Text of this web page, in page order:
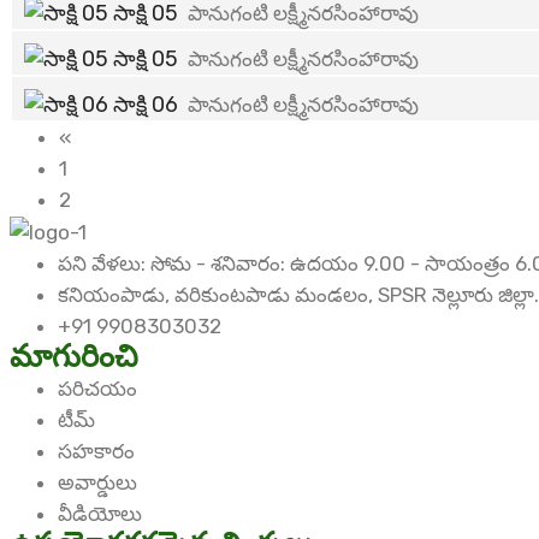
సాక్షి 05 పానుగంటి లక్ష్మీనరసింహారావు
సాక్షి 05 పానుగంటి లక్ష్మీనరసింహారావు
సాక్షి 06 పానుగంటి లక్ష్మీనరసింహారావు
«
1
2
పని వేళలు: సోమ - శనివారం: ఉదయం 9.00 - సాయంత్రం
కనియంపాడు, వరికుంటపాడు మండలం, SPSR నెల్లూరు జిల్లా.
+91 9908303032
మాగురించి
పరిచయం
టీమ్
సహకారం
అవార్డులు
వీడియోలు